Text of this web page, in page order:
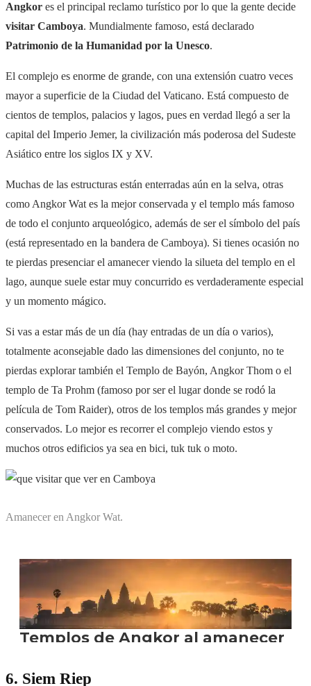
Angkor es el principal reclamo turístico por lo que la gente decide
visitar Camboya. Mundialmente famoso, está declarado
Patrimonio de la Humanidad por la Unesco.
El complejo es enorme de grande, con una extensión cuatro veces
mayor a superficie de la Ciudad del Vaticano. Está compuesto de
cientos de templos, palacios y lagos, pues en verdad llegó a ser la
capital del Imperio Jemer, la civilización más poderosa del Sudeste
Asiático entre los siglos IX y XV.
Muchas de las estructuras están enterradas aún en la selva, otras
como Angkor Wat es la mejor conservada y el templo más famoso
de todo el conjunto arqueológico, además de ser el símbolo del país
(está representado en la bandera de Camboya). Si tienes ocasión no
te pierdas presenciar el amanecer viendo la silueta del templo en el
lago, aunque suele estar muy concurrido es verdaderamente especial
y un momento mágico.
Si vas a estar más de un día (hay entradas de un día o varios),
totalmente aconsejable dado las dimensiones del conjunto, no te
pierdas explorar también el Templo de Bayón, Angkor Thom o el
templo de Ta Prohm (famoso por ser el lugar donde se rodó la
película de Tom Raider), otros de los templos más grandes y mejor
conservados. Lo mejor es recorrer el complejo viendo estos y
muchos otros edificios ya sea en bici, tuk tuk o moto.
Amanecer en Angkor Wat.
6. Siem Riep